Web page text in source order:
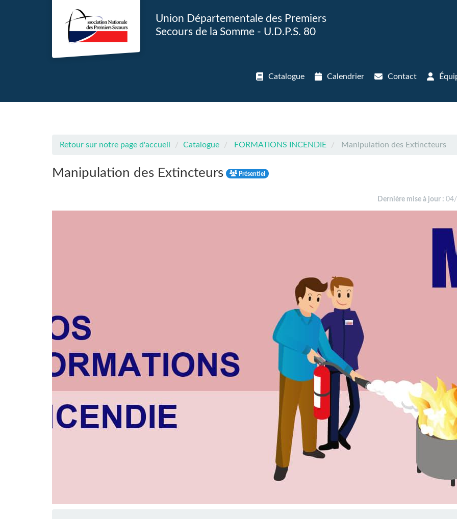
Aller au menu principal
Aller au contenu principal
Personnaliser l'interface
Union Départementale des Premiers
Secours de la Somme - U.D.P.S. 80
Catalogue Calendrier Contact
Retour sur notre page d'accueil Catalogue FORMATIONS INCENDIE Manipulation des Extincteurs
Manipulation des Extincteurs Présentiel
Dernière mise à jour :